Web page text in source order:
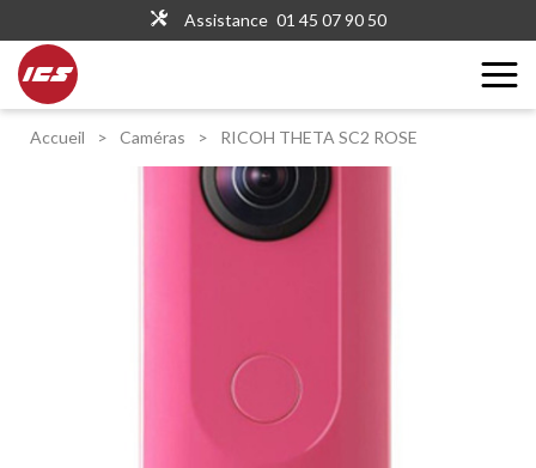
Assistance 01 45 07 90 50
Accueil > Caméras > RICOH THETA SC2 ROSE